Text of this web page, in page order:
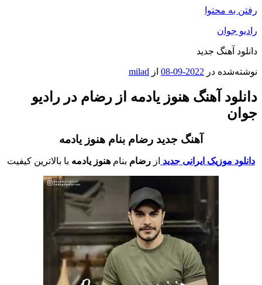
رفتن به محتوا
رادیو جوان
دانلود آهنگ جدید
نوشته‌شده در 2022-09-08 از milad
دانلود آهنگ هنوز یادمه از رضام در رادیو
جوان
آهنگ جدید رضام بنام هنوز یادمه
دانلود موزیک ایرانی جدید از رضام بنام هنوز یادمه با بالاترین کیفیت